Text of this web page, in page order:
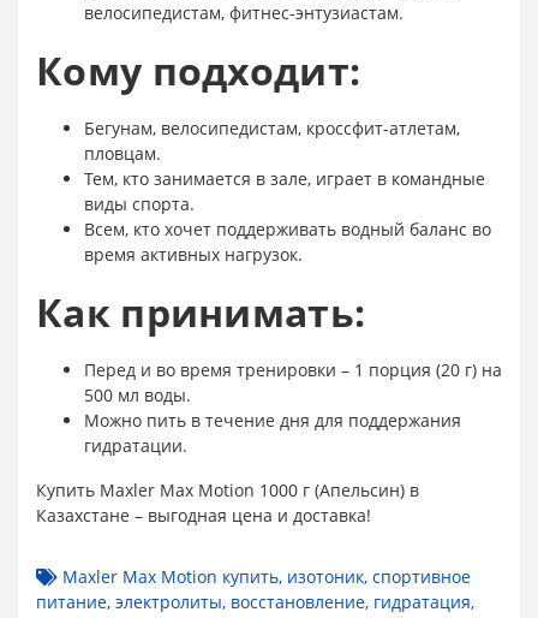
велосипедистам, фитнес-энтузиастам.
Кому подходит:
Бегунам, велосипедистам, кроссфит-атлетам,
пловцам.
Тем, кто занимается в зале, играет в командные
виды спорта.
Всем, кто хочет поддерживать водный баланс во
время активных нагрузок.
Как принимать:
Перед и во время тренировки – 1 порция (20 г) на
500 мл воды.
Можно пить в течение дня для поддержания
гидратации.
Купить Maxler Max Motion 1000 г (Апельсин) в
Казахстане – выгодная цена и доставка!
Maxler Max Motion купить, изотоник, спортивное
питание, электролиты, восстановление, гидратация,